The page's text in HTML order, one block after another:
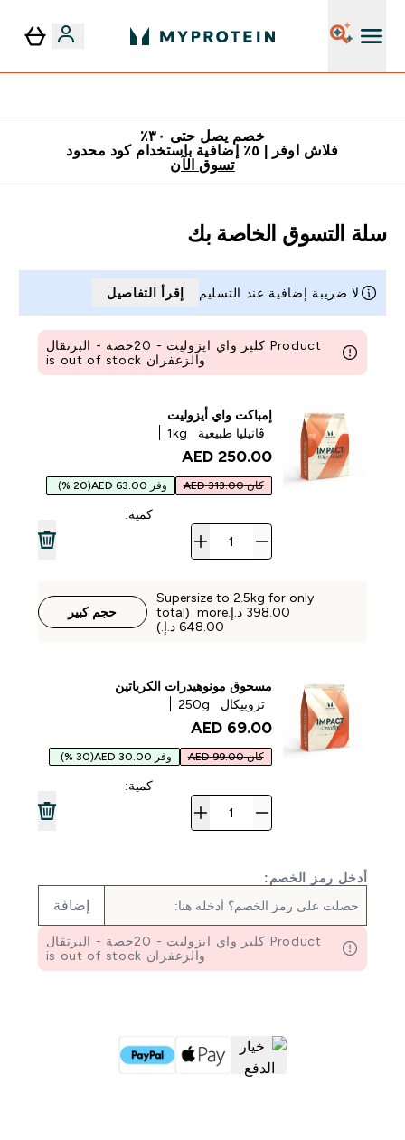
خصم يصل حتى ٣٠٪
فلاش اوفر | ٥٪ إضافية باستخدام كود محدود
تسوق الآن
سلة التسوق الخاصة بك
لا ضريبة إضافية عند التسليم إقرأ التفاصيل
Product كلير واي ايزوليت - 20حصة - البرتقال
والزعفران is out of stock
إمباكت واي أيزوليت
ڤانيليا طبيعية
1kg
250.00 AED‎
كان 313.00 AED وفر 63.00 AED (20 %)
كمية:
Supersize to 2.5kg for only
‏398.00 د.إ.‏‎ more (total
حجم كبير
مسحوق مونوهيدرات الكرياتين
تروبيكال
250g
69.00 AED‎
كان 99.00 AED وفر 30.00 AED (30 %)
كمية:
أدخل رمز الخصم:
إضافة
Product كلير واي ايزوليت - 20حصة - البرتقال
والزعفران is out of stock